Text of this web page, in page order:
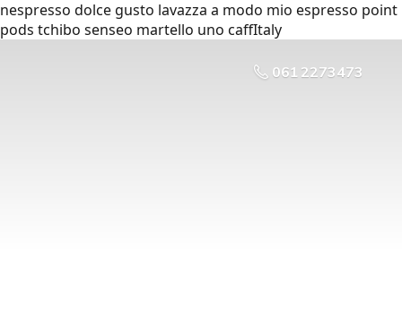
nespresso dolce gusto lavazza a modo mio espresso point
pods tchibo senseo martello uno caffItaly
061 2273473